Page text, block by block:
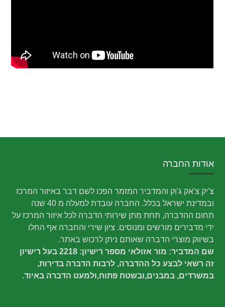
אודות החברה
צ'יק צ'אק ג'וק והמדביר המזמר הפכו לשם דבר באיזור המרכז
ובמדינת ישראל בכלל. החברה עובדת למעלה מ 40 שנה
תחום ההדברה, תחת מתן שירותי הדברה לכל איזור המרכז על
ידי מדבירים מורשים ומנוסים. ציון שירי והחברה אף החלו
בשיווק מוצרי הדברה שאותם ניתן לרכוש באתר.
שם המדביר: מור אזולאי מספר רישיון: 2218 בעל רישיון
זה רשאי לבצע כל ההדברה, לרבות הדברה בדירות,
במשרדים, במבנים,ובשטח פתוח,ולמעט הדברה באיוד.